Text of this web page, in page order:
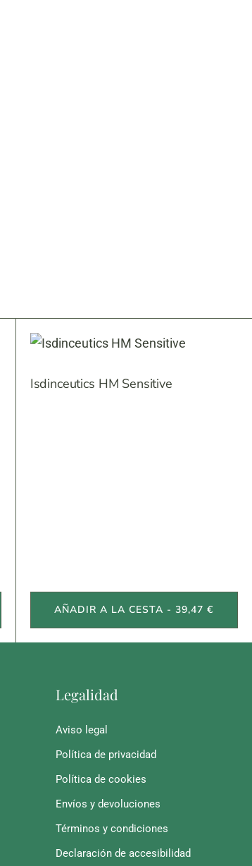
Isdinceutics HM Sensitive
AÑADIR A LA CESTA - 39,47 €
Legalidad
Aviso legal
Política de privacidad
Política de cookies
Envíos y devoluciones
Términos y condiciones
Declaración de accesibilidad